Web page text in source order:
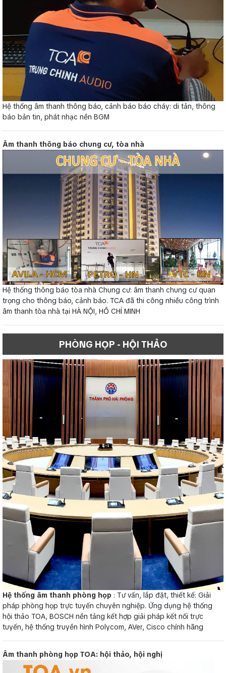
Hệ thống âm thanh thông báo, cảnh báo báo cháy: di tản, thông
báo bản tin, phát nhạc nền BGM
Âm thanh thông báo chung cư, tòa nhà
Hệ thống thông báo tòa nhà Chung cư: âm thanh chung cư quan
trọng cho thông báo, cảnh báo. TCA đã thi công nhiều công trình
âm thanh tòa nhà tại HÀ NỘI, HỒ CHÍ MINH
PHÒNG HỌP - HỘI THẢO
Hệ thống âm thanh phòng họp : Tư vấn, lắp đặt, thiết kế: Giải
pháp phòng họp trực tuyến chuyên nghiệp. Ứng dụng hệ thống
hội thảo TOA, BOSCH nền tảng kết hợp giải pháp kết nối trực
tuyến, hệ thống truyền hình Polycom, AVer, Cisco chính hãng
Âm thanh phòng họp TOA: hội thảo, hội nghị